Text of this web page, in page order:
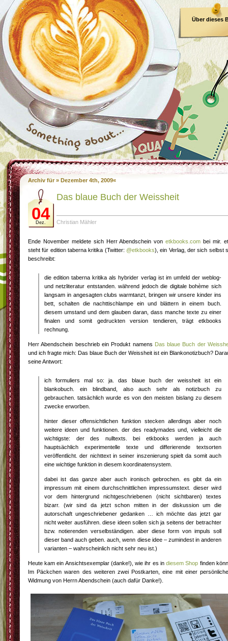
Über dieses
Archiv für » Dezember 4th, 2009«
04
Dez.
Das blaue Buch der Weissheit
Christian Mähler
Ende November meldete sich Herr Abendschein vonetkbooks.com bei mir.
steht für edition taberna kritika (Twitter: @etkbooks), ein Verlag, der sich selbst
beschreibt:
die edition taberna kritika als hybrider verlag ist im umfeld der weblog-
und netzliteratur entstanden. während jedoch die digitale bohème sich
langsam in angesagten clubs warmtanzt, bringen wir unsere kinder ins
bett, schalten die nachttischlampe ein und blättern in einem buch.
diesem umstand und dem glauben daran, dass manche texte zu einer
finalen und somit gedruckten version tendieren, trägt etkbooks
rechnung.
Herr Abendschein beschrieb ein Produkt namens Das blaue Buch der
und ich fragte mich: Das blaue Buch der Weissheit ist ein Blankonotizbuch?
seine Antwort:
ich formuliers mal so: ja. das blaue buch der weissheit ist ein
blankobuch. ein blindband, also auch sehr als notizbuch zu
gebrauchen. tatsächlich wurde es von den meisten bislang zu diesem
zwecke erworben.
hinter dieser offensichtlichen funktion stecken allerdings aber noch
weitere ideen und funktionen. der des readymades und, vielleicht die
wichtigste: der des nulltexts. bei etkbooks werden ja auch
hauptsächlich experimentelle texte und differierende textsorten
veröffentlicht. der nichttext in seiner inszenierung spielt da somit auch
eine wichtige funktion in diesem koordinatensystem.
dabei ist das ganze aber auch ironisch gebrochen. es gibt da ein
impressum mit einem durchschnittlichen impressumstext. dieser wird
vor dem hintergrund nichtgeschriebenen (nicht sichtbaren) textes
bizarr. (wir sind da jetzt schon mitten in der diskussion um die
autorschaft ungeschriebener gedanken … ich möchte das jetzt gar
nicht weiter ausführen. diese ideen sollen sich ja seitens der betrachter
bzw. notierenden verselbständigen. aber diese form von impuls soll
dieser band auch geben. auch, wenn diese idee – zumindest in anderen
varianten – wahrscheinlich nicht sehr neu ist.)
Heute kam ein Ansichtsexemplar (danke!), wie ihr es indiesem Shop finden
Im Päckchen waren des weiteren zwei Postkarten, eine mit einer
Widmung von Herrn Abendschein (auch dafür Danke!).